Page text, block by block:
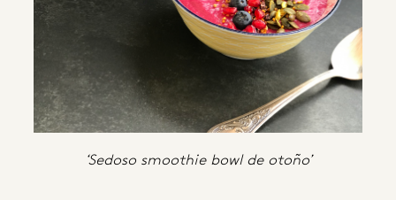
‘Sedoso smoothie bowl de otoño’